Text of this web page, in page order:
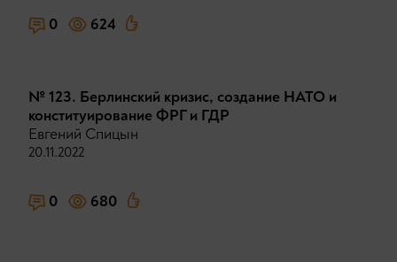
0 624
№ 123. Берлинский кризис, создание НАТО и
конституирование ФРГ и ГДР
Евгений Спицын
20.11.2022
0 680